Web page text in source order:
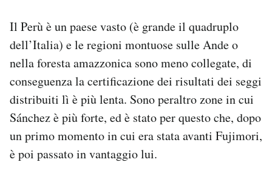
Il Perù è un paese vasto (è grande il quadruplo
dell’Italia) e le regioni montuose sulle Ande o
nella foresta amazzonica sono meno collegate, di
conseguenza la certificazione dei risultati dei seggi
distribuiti lì è più lenta. Sono peraltro zone in cui
Sánchez è più forte, ed è stato per questo che, dopo
un primo momento in cui era stata avanti Fujimori,
è poi passato in vantaggio lui.